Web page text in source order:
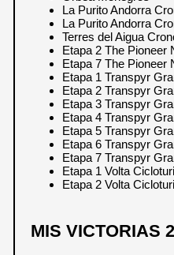
La Purito Andorra
La Purito Andorra
Terres del Aigua
Etapa 2 The Pioneer
Etapa 7 The Pioneer
Etapa 1 Transpyr
Etapa 2 Transpyr
Etapa 3 Transpyr
Etapa 4 Transpyr
Etapa 5 Transpyr
Etapa 6 Transpyr
Etapa 7 Transpyr
Etapa 1 Volta
Etapa 2 Volta
MIS VICTORIAS